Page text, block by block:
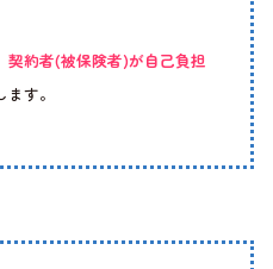
契約者(被保険者)が自己負担
す。